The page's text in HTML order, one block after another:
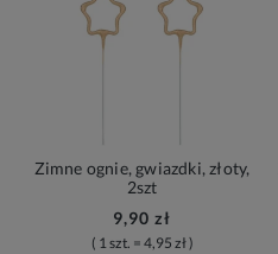
Zimne ognie, gwiazdki, złoty,
2szt
9,90 zł
( 1 szt. = 4,95 zł )